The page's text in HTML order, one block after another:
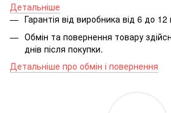
Детальніше
Гарантія від виробника від 6 до 12
Обмін та повернення товару
днів після покупки.
Детальніше про обмін і повернення